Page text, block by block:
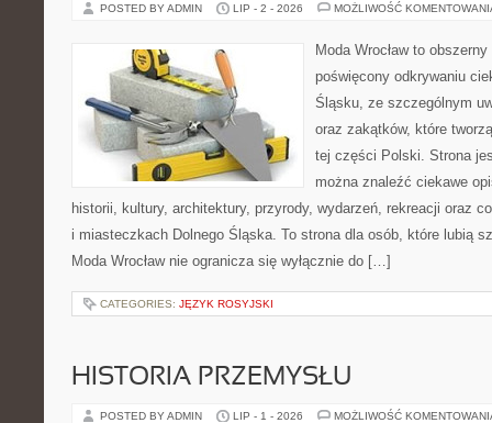
POSTED BY ADMIN LIP - 2 - 2026 MOŻLIWOŚĆ
Moda Wrocław to
poświęcony odkrywaniu
Śląsku, ze szczególnym
oraz zakątków, które
tej części Polski. Strona
można znaleźć ciekawe
historii, kultury, architektury, przyrody, wydarzeń, rekreacji oraz
i miasteczkach Dolnego Śląska. To strona dla osób, które lubią
Moda Wrocław nie ogranicza się wyłącznie do […]
CATEGORIES: JĘZYK ROSYJSKI
HISTORIA PRZEMYSŁU
POSTED BY ADMIN LIP - 1 - 2026 MOŻLIWOŚĆ